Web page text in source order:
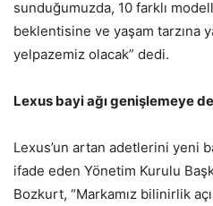
sunduğumuzda, 10 farklı
beklentisine ve yaşam tarzına
yelpazemiz olacak” dedi.
Lexus bayi ağı genişlemeye
Lexus’un artan adetlerini yeni
ifade eden Yönetim Kurulu
Bozkurt, “Markamız bilinirlik